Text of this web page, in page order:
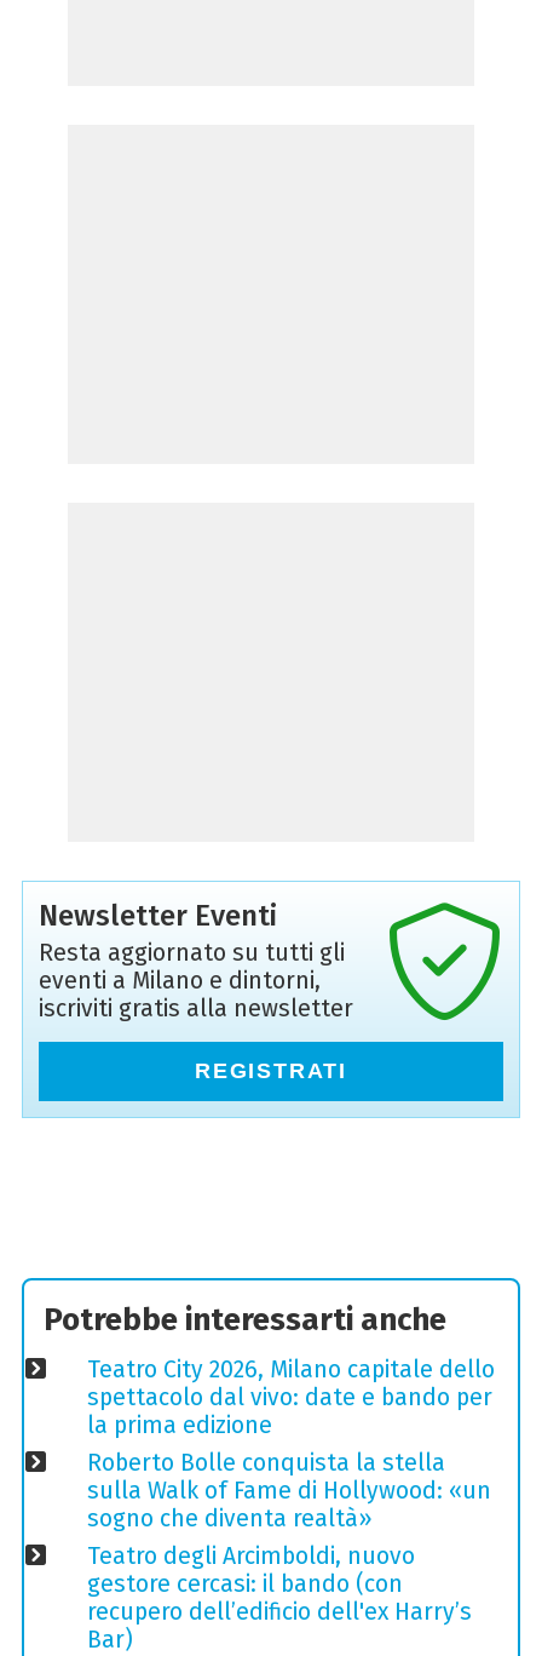
Newsletter Eventi
Resta aggiornato su tutti gli
eventi a Milano e dintorni,
iscriviti gratis alla newsletter
REGISTRATI
Potrebbe interessarti anche
Teatro City 2026, Milano capitale dello
spettacolo dal vivo: date e bando per
la prima edizione
Roberto Bolle conquista la stella
sulla Walk of Fame di Hollywood: «un
sogno che diventa realtà»
Teatro degli Arcimboldi, nuovo
gestore cercasi: il bando (con
recupero dell’edificio dell'ex Harry’s
Bar)